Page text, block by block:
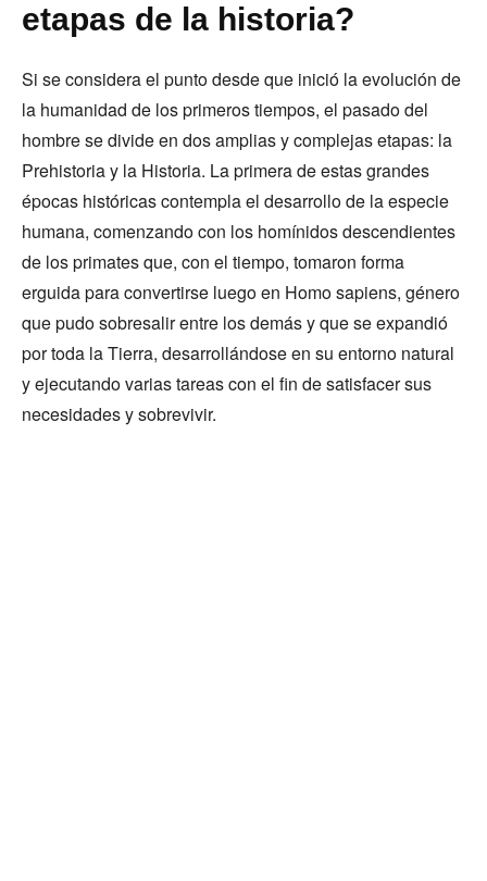
etapas de la historia?
Si se considera el punto desde que inició la evolución de
la humanidad de los primeros tiempos, el pasado del
hombre se divide en dos amplias y complejas etapas: la
Prehistoria y la Historia. La primera de estas grandes
épocas históricas contempla el desarrollo de la especie
humana, comenzando con los homínidos descendientes
de los primates que, con el tiempo, tomaron forma
erguida para convertirse luego en Homo sapiens, género
que pudo sobresalir entre los demás y que se expandió
por toda la Tierra, desarrollándose en su entorno natural
y ejecutando varias tareas con el fin de satisfacer sus
necesidades y sobrevivir.